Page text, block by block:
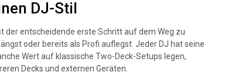
DJ-Stil
der entscheidende erste Schritt auf dem Weg zu
oder bereits als Profi auflegst. Jeder DJ hat seine
Wert auf klassische Two-Deck-Setups legen,
Decks und externen Geräten.